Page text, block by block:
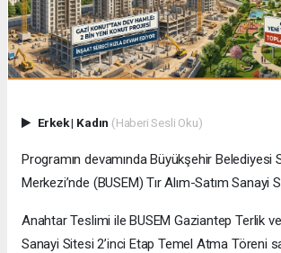
Erkek| Kadın (Haberi Sesli Oku)
Programın devamında Büyükşehir Belediyesi
Merkezi’nde (BUSEM) Tır Alım-Satım Sanayi
Anahtar Teslimi ile BUSEM Gaziantep Terlik
Sanayi Sitesi 2’inci Etap Temel Atma Töreni